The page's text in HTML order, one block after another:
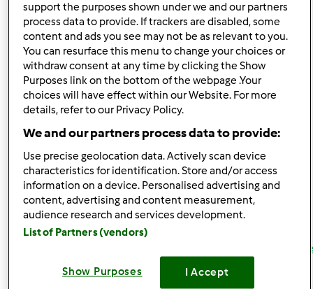
2 | Ostatni wpis
Szybka odpowiedź
zdrowitka Dołączył : 15.05.2017
czw., 01/09/2020 - 08:44
Polecam zapisanie się na leczenie kanałowe pod
mikroskopem do tej kliniki:
https://www.klinikastomatologiczna.com.pl/oferta/
kanalowe-pod-mikroskopem/
Leczenie o wiele bardziej dokłądne niż standardowe i nie
support the purposes shown under we and our partners
process data to provide. If trackers are disabled, some
content and ads you see may not be as relevant to you.
You can resurface this menu to change your choices or
withdraw consent at any time by clicking the Show
Purposes link on the bottom of the webpage .Your
choices will have effect within our Website. For more
details, refer to our Privacy Policy.
We and our partners process data to provide:
Use precise geolocation data. Actively scan device
characteristics for identification. Store and/or access
information on a device. Personalised advertising and
content, advertising and content measurement,
audience research and services development.
List of Partners (vendors)
Show Purposes I Accept